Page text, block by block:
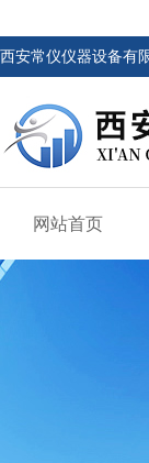
西安常仪仪器设备有
网站首页